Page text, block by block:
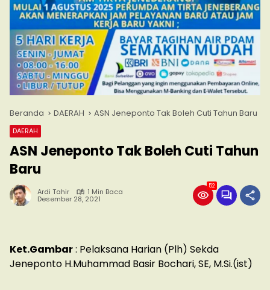
Beranda DAERAH ASN Jeneponto Tak Boleh Cuti Tahun Baru
DAERAH
ASN Jeneponto Tak Boleh Cuti Tahun
Baru
Ardi Tahir 1 Min Baca
Desember 28, 2021
52
Ket.Gambar: Pelaksana Harian (Plh) Sekda
Jeneponto H.Muhammad Basir Bochari, SE, M.Si.(ist)